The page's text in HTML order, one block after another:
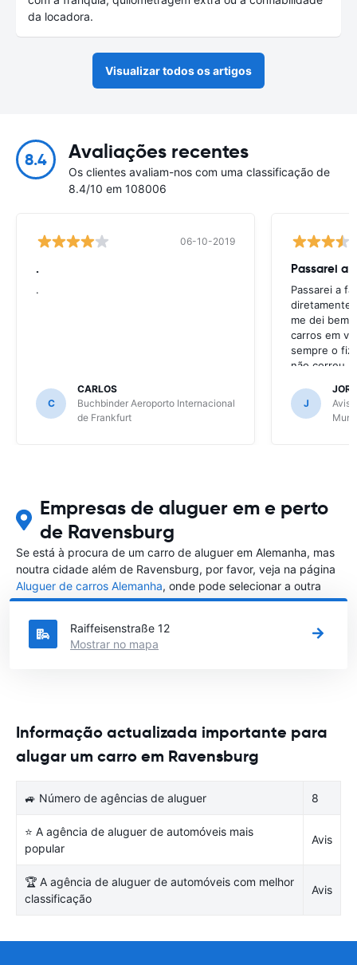
da locadora.
Visualizar todos os artigos
8.4 Avaliações recentes
Os clientes avaliam-nos com uma classificação de
8.4/10 em 108006
06-10-2019
.
.
C
CARLOS
Buchbinder Aeroporto Internacional
de Frankfurt
Passarei a
Passarei a
diretamente
me dei bem
carros em
sempre o fiz
não correu
J
Avis
Empresas de aluguer em e perto
de Ravensburg
Se está à procura de um carro de aluguer em Alemanha, mas
noutra cidade além de Ravensburg, por favor, veja na página
Aluguer de carros Alemanha, onde pode selecionar a outra
cidade em Alemanha que gostaria de alugar um carro
Raiffeisenstraße 12
Mostrar no mapa
Informação actualizada importante para
alugar um carro em Ravensburg
🚙 Número de agências de aluguer 8
⭐ A agência de aluguer de automóveis mais
popular
Avis
🏆 A agência de aluguer de automóveis com melhor
classificação
Avis